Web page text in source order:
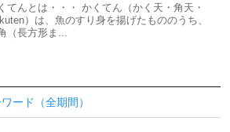
てんとは・・・ かくてん（かく天・角天・
）は、魚のすり身を揚げたもののうち、
（長方形ま...
ード（全期間）